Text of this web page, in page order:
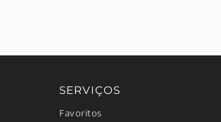
SERVIÇOS
Favoritos